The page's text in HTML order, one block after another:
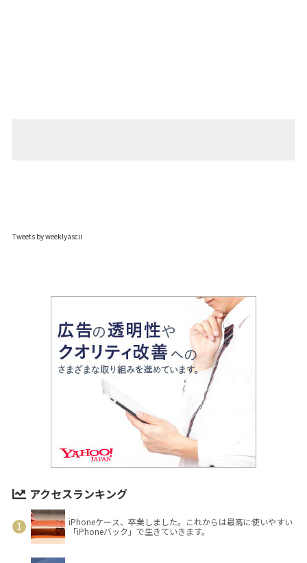
Tweets by weeklyascii
アクセスランキング
iPhoneケース、卒業しました。これからは最高に使いやすい
「iPhoneバック」で生きていきます。